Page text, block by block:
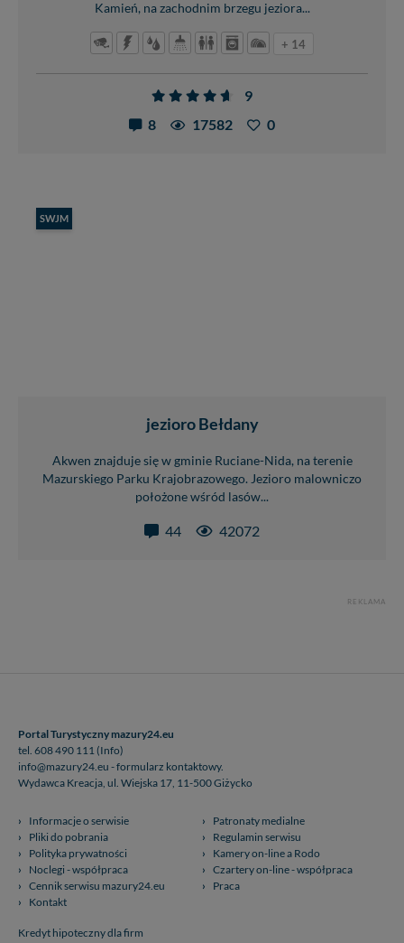
Kamień, na zachodnim brzegu jeziora...
+ 14
9
8
17582 0
SWJM
jezioro Bełdany
Akwen znajduje się w gminie Ruciane-Nida, na terenie
Mazurskiego Parku Krajobrazowego. Jezioro malowniczo
położone wśród lasów...
44 42072
REKLAMA
Portal Turystyczny mazury24.eu
tel. 608 490 111 (Info)
info@mazury24.eu - formularz kontaktowy.
Wydawca Kreacja, ul. Wiejska 17, 11-500 Giżycko
Informacje o serwisie
Patronaty medialne
Pliki do pobrania
Regulamin serwisu
Polityka prywatności
Kamery on-line a Rodo
Noclegi - współpraca
Czartery on-line - współpraca
Cennik serwisu mazury24.eu
Praca
Kontakt
Kredyt hipoteczny dla firm